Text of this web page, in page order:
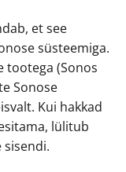
et see
süsteemiga.
tootega (Sonos
Sonose
Kui hakkad
lülitub
sisendi.